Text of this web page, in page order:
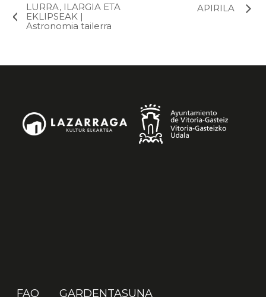
LURRA, ILARGIA ETA
EKLIPSEAK |
Astronomia tailerra
APIRILA
FAQ GARDENTASUNA